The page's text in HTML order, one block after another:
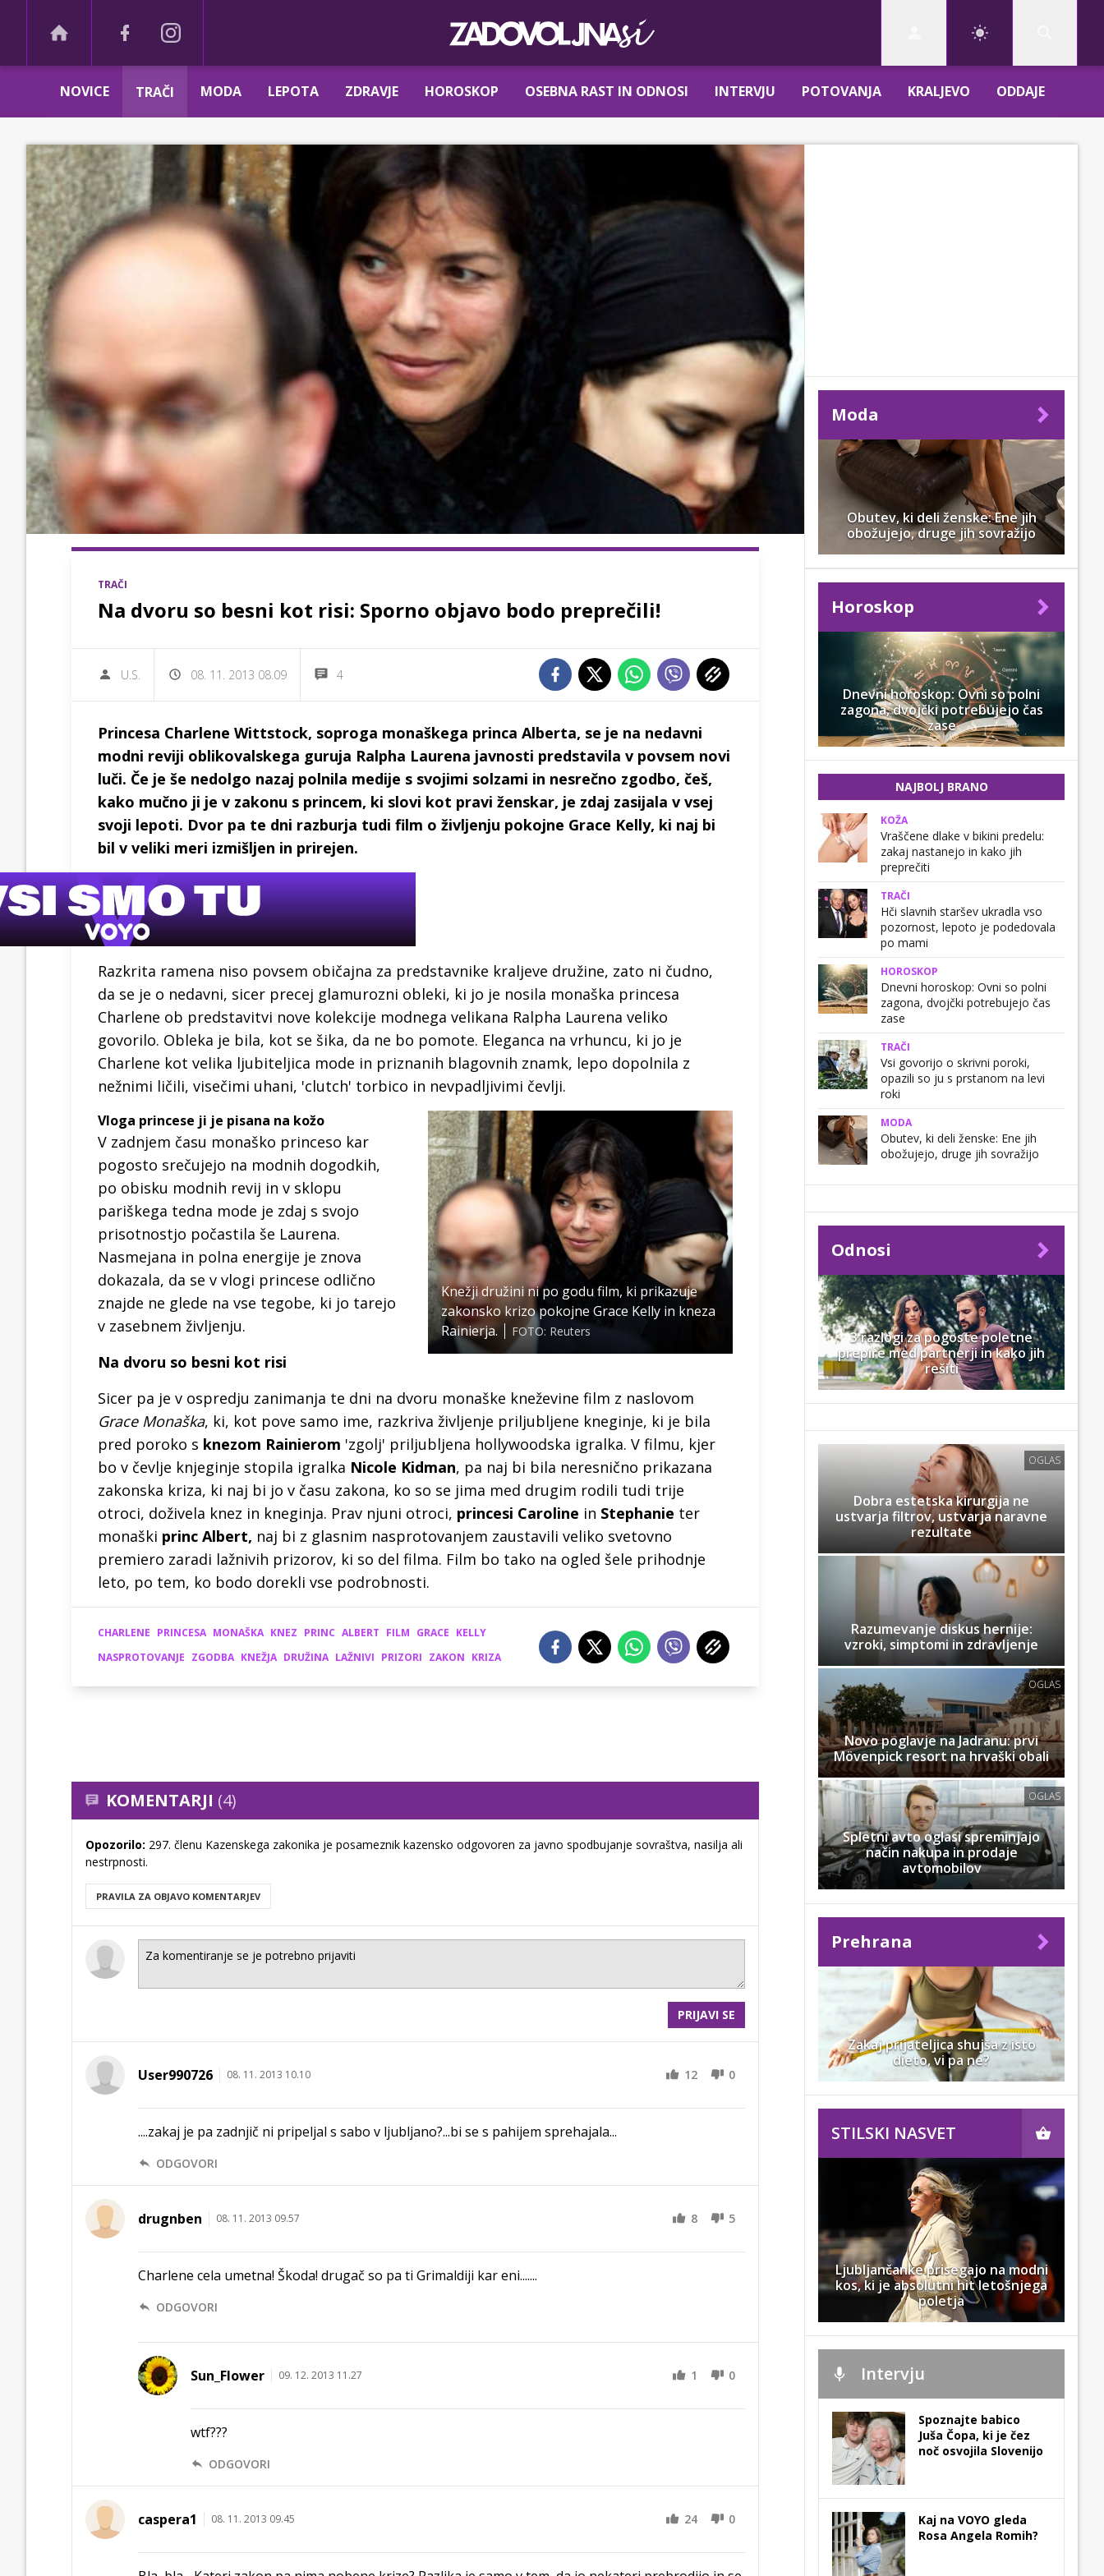
NOVICE TRAČI MODA LEPOTA ZDRAVJE HOROSKOP OSEBNA RAST IN ODNOSI INTERVJU POTOVANJA KRALJEVO ODDAJE
TRAČI
Na dvoru so besni kot risi: Sporno objavo bodo preprečili!
U.S. 08. 11. 2013 08.09 4
Princesa Charlene Wittstock, soproga monaškega princa Alberta, se je na nedavni
modni reviji oblikovalskega guruja Ralpha Laurena javnosti predstavila v povsem novi
luči. Če je še nedolgo nazaj polnila medije s svojimi solzami in nesrečno zgodbo, češ,
kako mučno ji je v zakonu s princem, ki slovi kot pravi ženskar, je zdaj zasijala v vsej
svoji lepoti. Dvor pa te dni razburja tudi film o življenju pokojne Grace Kelly, ki naj bi
bil v veliki meri izmišljen in prirejen.
Razkrita ramena niso povsem običajna za predstavnike kraljeve družine, zato ni čudno,
da se je o nedavni, sicer precej glamurozni obleki, ki jo je nosila monaška princesa
Charlene ob predstavitvi nove kolekcije modnega velikana Ralpha Laurena veliko
govorilo. Obleka je bila, kot se šika, da ne bo pomote. Eleganca na vrhuncu, ki jo je
Charlene kot velika ljubiteljica mode in priznanih blagovnih znamk, lepo dopolnila z
nežnimi ličili, visečimi uhani, 'clutch' torbico in nevpadljivimi čevlji.
Knežji družini ni po godu film, ki prikazuje
zakonsko krizo pokojne Grace Kelly in kneza
Rainierja.
FOTO: Reuters
Vloga princese ji je pisana na kožo
V zadnjem času monaško princeso kar
pogosto srečujejo na modnih dogodkih,
po obisku modnih revij in v sklopu
pariškega tedna mode je zdaj s svojo
prisotnostjo počastila še Laurena.
Nasmejana in polna energije je znova
dokazala, da se v vlogi princese odlično
znajde ne glede na vse tegobe, ki jo tarejo
v zasebnem življenju.
Na dvoru so besni kot risi
Sicer pa je v ospredju zanimanja te dni na dvoru monaške kneževine film z naslovom
Grace Monaška, ki, kot pove samo ime, razkriva življenje priljubljene kneginje, ki je bila
pred poroko s knezom Rainierom 'zgolj' priljubljena hollywoodska igralka. V filmu, kjer
bo v čevlje knjeginje stopila igralka Nicole Kidman, pa naj bi bila neresnično prikazana
zakonska kriza, ki naj bi jo v času zakona, ko so se jima med drugim rodili tudi trije
otroci, doživela knez in kneginja. Prav njuni otroci, princesi Caroline in Stephanie ter
monaški princ Albert, naj bi z glasnim nasprotovanjem zaustavili veliko svetovno
premiero zaradi lažnivih prizorov, ki so del filma. Film bo tako na ogled šele prihodnje
leto, po tem, ko bodo dorekli vse podrobnosti.
CHARLENE PRINCESA MONAŠKA KNEZ PRINC ALBERT FILM GRACE KELLY
NASPROTOVANJE ZGODBA KNEŽJA DRUŽINA LAŽNIVI PRIZORI ZAKON KRIZA
KOMENTARJI (4)
Opozorilo: 297. členu Kazenskega zakonika je posameznik kazensko odgovoren za javno spodbujanje sovraštva, nasilja ali
nestrpnosti.
PRAVILA ZA OBJAVO KOMENTARJEV
PRIJAVI SE
User990726 08. 11. 2013 10.10 12 0
....zakaj je pa zadnjič ni pripeljal s sabo v ljubljano?...bi se s pahijem sprehajala...
ODGOVORI
drugnben 08. 11. 2013 09.57 8 5
Charlene cela umetna! Škoda! drugač so pa ti Grimaldiji kar eni.......
ODGOVORI
Sun_Flower 09. 12. 2013 11.27 1 0
wtf???
ODGOVORI
caspera1 08. 11. 2013 09.45 24 0
Moda
Obutev, ki deli ženske: Ene jih
obožujejo, druge jih sovražijo
Horoskop
Dnevni horoskop: Ovni so polni
zagona, dvojčki potrebujejo čas
zase
NAJBOLJ BRANO
KOŽA
Vraščene dlake v bikini predelu:
zakaj nastanejo in kako jih
preprečiti
TRAČI
Hči slavnih staršev ukradla vso
pozornost, lepoto je podedovala
po mami
HOROSKOP
Dnevni horoskop: Ovni so polni
zagona, dvojčki potrebujejo čas
zase
TRAČI
Vsi govorijo o skrivni poroki,
opazili so ju s prstanom na levi
roki
MODA
Obutev, ki deli ženske: Ene jih
obožujejo, druge jih sovražijo
Odnosi
3 razlogi za pogoste poletne
prepire med partnerji in kako jih
rešiti
OGLAS
Dobra estetska kirurgija ne
ustvarja filtrov, ustvarja naravne
rezultate
Razumevanje diskus hernije:
vzroki, simptomi in zdravljenje
OGLAS
Novo poglavje na Jadranu: prvi
Mövenpick resort na hrvaški obali
OGLAS
Spletni avto oglasi spreminjajo
način nakupa in prodaje
avtomobilov
Prehrana
Zakaj prijateljica shujša z isto
dieto, vi pa ne?
STILSKI NASVET
Ljubljančanke prisegajo na modni
kos, ki je absolutni hit letošnjega
poletja
Intervju
Spoznajte babico
Juša Čopa, ki je čez
noč osvojila Slovenijo
Kaj na VOYO gleda
Rosa Angela Romih?